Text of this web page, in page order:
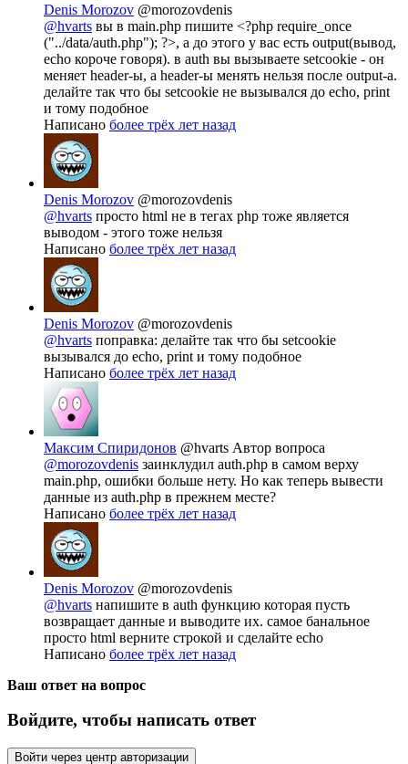
Denis Morozov @morozovdenis
@hvarts вы в main.php пишите <?php require_once
("../data/auth.php"); ?>, а до этого у вас есть output(вывод,
echo короче говоря). в auth вы вызываете setcookie - он
меняет header-ы, а header-ы менять нельзя после output-а.
делайте так что бы setcookie не вызывался до echo, print
и тому подобное
Написано более трёх лет назад
Denis Morozov @morozovdenis
@hvarts просто html не в тегах php тоже является
выводом - этого тоже нельзя
Написано более трёх лет назад
Denis Morozov @morozovdenis
@hvarts поправка: делайте так что бы setcookie
вызывался до echo, print и тому подобное
Написано более трёх лет назад
Максим Спиридонов @hvarts Автор вопроса
@morozovdenis заинклудил auth.php в самом верху
main.php, ошибки больше нету. Но как теперь вывести
данные из auth.php в прежнем месте?
Написано более трёх лет назад
Denis Morozov @morozovdenis
@hvarts напишите в auth функцию которая пусть
возвращает данные и выводите их. самое банальное
просто html верните строкой и сделайте echo
Написано более трёх лет назад
Ваш ответ на вопрос
Войдите, чтобы написать ответ
Войти через центр авторизации